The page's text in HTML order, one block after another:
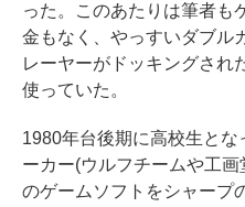
った。このあたりは筆者も
金もなく、やっすいダブル
レーヤーがドッキングされ
使っていた。
1980年台後期に高校生と
ーカー(ウルフチームや工
のゲームソフトをシャープ